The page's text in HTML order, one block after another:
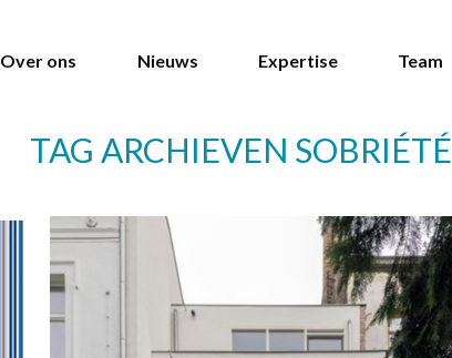
Over ons Nieuws Expertise Team
TAG ARCHIEVEN SOBRIÉTÉ